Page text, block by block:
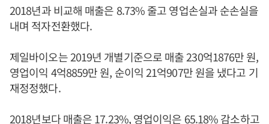
2018년과 비교해 매출은 8.73% 줄고 영업손실과 순손실을
내며 적자전환했다.
제일바이오는 2019년 개별기준으로 매출 230억1876만 원,
영업이익 4억8859만 원, 순이익 21억907만 원을 냈다고 기
재정정했다.
2018년보다 매출은 17.23%, 영업이익은 65.18% 감소하고